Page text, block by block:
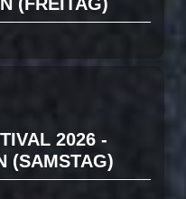
2026 -
(SAMSTAG)